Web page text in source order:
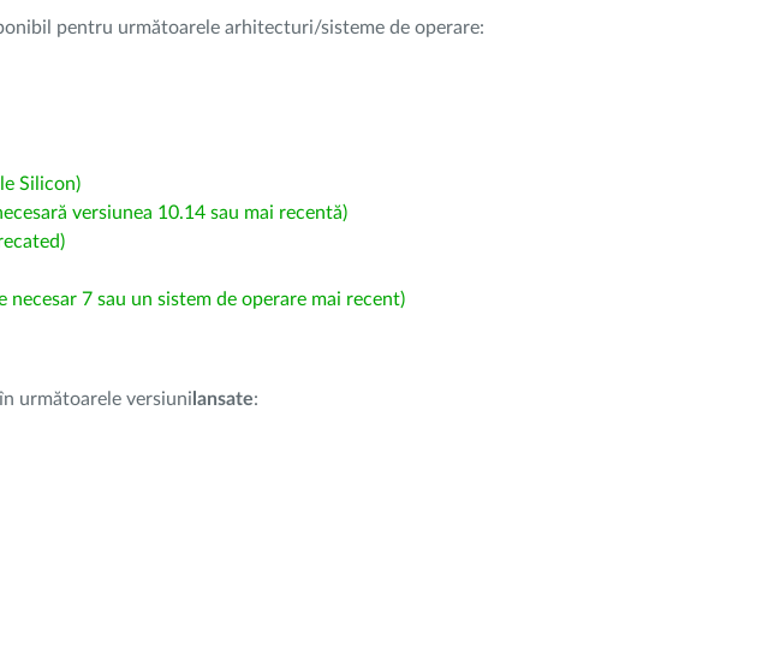
pentru următoarele arhitecturi/sisteme de operare:
Silicon)
versiunea 10.14 sau mai recentă)
necesar 7 sau un sistem de operare mai recent)
următoarele versiuni lansate: